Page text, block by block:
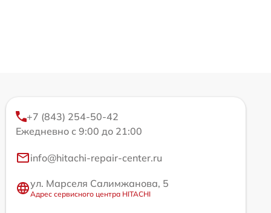
+7 (843) 254-50-42
Ежедневно с 9:00 до 21:00
info@hitachi-repair-center.ru
ул. Марселя Салимжанова, 5
Адрес сервисного центра HITACHI